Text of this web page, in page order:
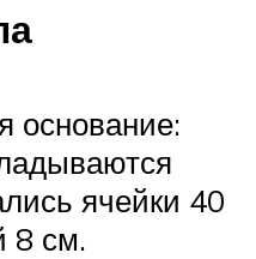
основание:
ячейки 40
8 см.